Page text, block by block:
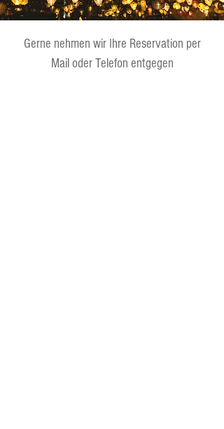
Gerne nehmen wir Ihre Reservation per
Mail oder Telefon entgegen